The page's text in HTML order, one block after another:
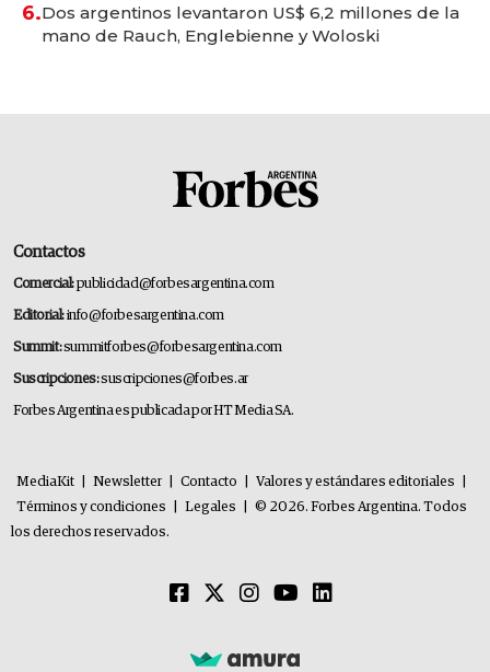
6.Dos argentinos levantaron US$ 6,2 millones de la
mano de Rauch, Englebienne y Woloski
Contactos
Comercial:publicidad@forbesargentina.com
Editorial:info@forbesargentina.com
Summit:summitforbes@forbesargentina.com
Suscripciones:suscripciones@forbes.ar
Forbes Argentina es publicada por HT Media SA.
MediaKit Newsletter Contacto Valores y estándares editoriales
Términos y condiciones
Legales
© 2026. Forbes Argentina. Todos
los derechos reservados.